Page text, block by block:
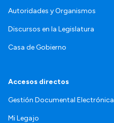
Autoridades y Organismos
Discursos en la Legislatura
Casa de Gobierno
Accesos directos
Gestión Documental Electrónica
Mi Legajo